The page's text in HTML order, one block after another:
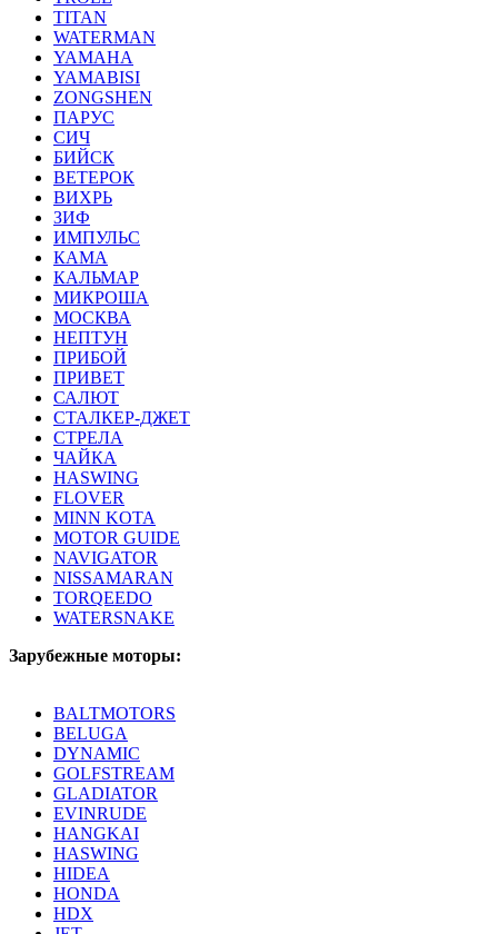
TITAN
WATERMAN
YAMAHA
YAMABISI
ZONGSHEN
ПАРУС
СИЧ
БИЙСК
ВЕТЕРОК
ВИХРЬ
ЗИФ
ИМПУЛЬС
КАМА
КАЛЬМАР
МИКРОША
МОСКВА
НЕПТУН
ПРИБОЙ
ПРИВЕТ
САЛЮТ
СТАЛКЕР-ДЖЕТ
СТРЕЛА
ЧАЙКА
HASWING
FLOVER
MINN KOTA
MOTOR GUIDE
NAVIGATOR
NISSAMARAN
TORQEEDO
WATERSNAKE
Зарубежные моторы:
BALTMOTORS
BELUGA
DYNAMIC
GOLFSTREAM
GLADIATOR
EVINRUDE
HANGKAI
HASWING
HIDEA
HONDA
HDX